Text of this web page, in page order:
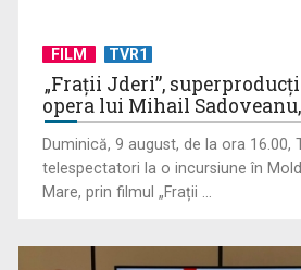
TVR Sport transmite în direct
Campionatelor ...
FILM TVR1
„Frații Jderi”,
opera lui Mihail
Duminică, 9 august, de la ora 16.00,
telespectatori la o incursiune în
Mare, prin filmul „Frații ...